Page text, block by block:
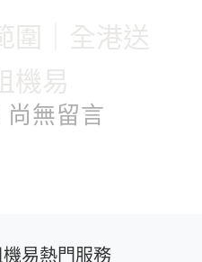
圍｜全港送
機易
尚無留言
易熱門服務